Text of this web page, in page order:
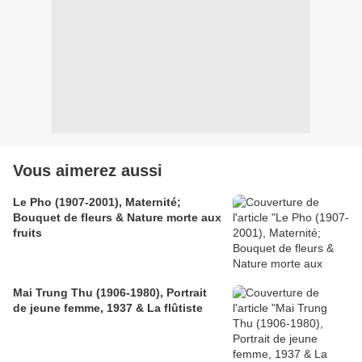
Vous aimerez aussi
Le Pho (1907-2001), Maternité;
Bouquet de fleurs & Nature morte aux
fruits
Mai Trung Thu (1906-1980), Portrait
de jeune femme, 1937 & La flûtiste